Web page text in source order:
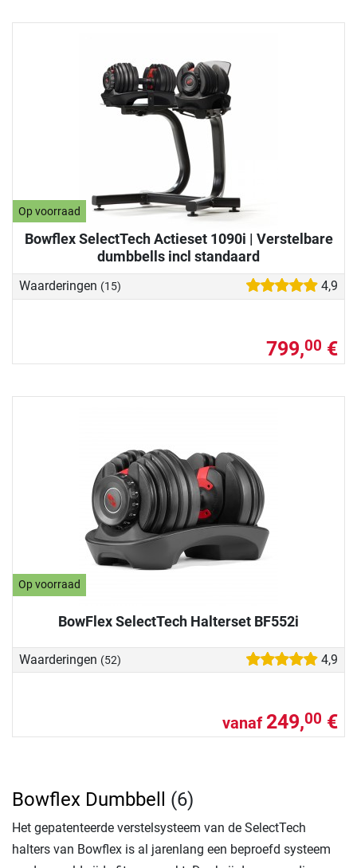
Op voorraad
Bowflex SelectTech Actieset 1090i | Verstelbare
dumbbells incl standaard
Waarderingen (15) 4,9
799,00 €
Op voorraad
BowFlex SelectTech Halterset BF552i
Waarderingen (52) 4,9
vanaf 249,00 €
Bowflex Dumbbell (6)
Het gepatenteerde verstelsysteem van de SelectTech
halters van Bowflex is al jarenlang een beproefd systeem